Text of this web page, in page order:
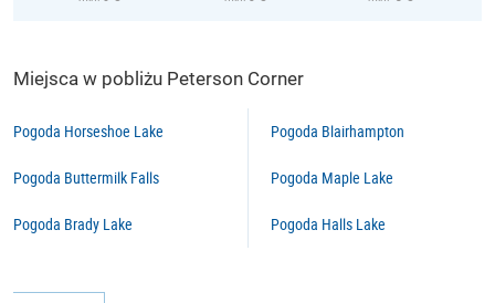
Miejsca w pobliżu Peterson Corner
Pogoda Horseshoe Lake
Pogoda Buttermilk Falls
Pogoda Brady Lake
Pogoda Blairhampton
Pogoda Maple Lake
Pogoda Halls Lake